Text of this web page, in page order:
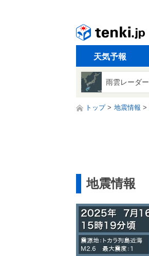
天気予報
雨雲レーダー
トップ 地震情報
地震情報